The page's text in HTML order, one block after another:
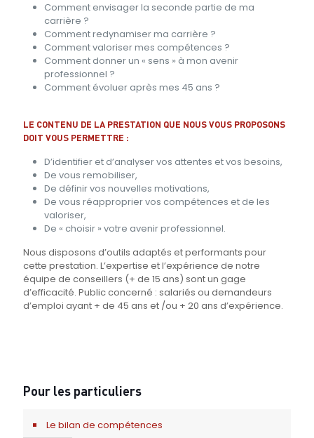
Comment envisager la seconde partie de ma
carrière ?
Comment redynamiser ma carrière ?
Comment valoriser mes compétences ?
Comment donner un « sens » à mon avenir
professionnel ?
Comment évoluer après mes 45 ans ?
LE CONTENU DE LA PRESTATION QUE NOUS VOUS PROPOSONS
DOIT VOUS PERMETTRE :
D’identifier et d’analyser vos attentes et vos besoins,
De vous remobiliser,
De définir vos nouvelles motivations,
De vous réapproprier vos compétences et de les
valoriser,
De « choisir » votre avenir professionnel.
Nous disposons d’outils adaptés et performants pour
cette prestation. L’expertise et l’expérience de notre
équipe de conseillers (+ de 15 ans) sont un gage
d’efficacité. Public concerné : salariés ou demandeurs
d’emploi ayant + de 45 ans et /ou + 20 ans d’expérience.
Pour les particuliers
Le bilan de compétences